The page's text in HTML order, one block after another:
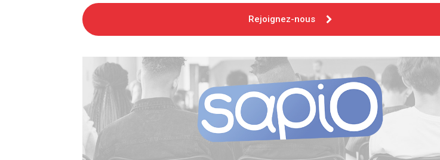
Rejoignez-nous